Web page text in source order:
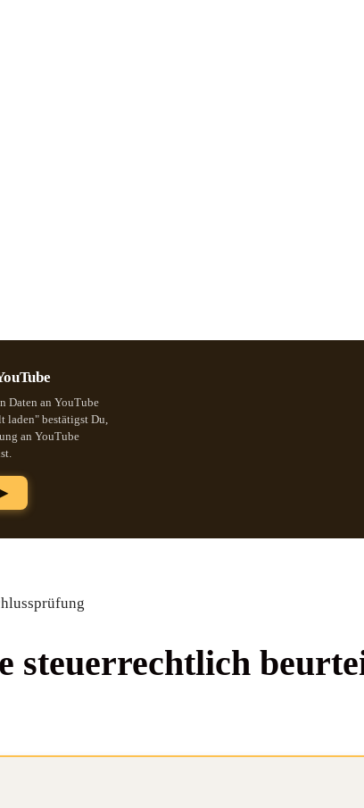
Daten an YouTube
bestätigst Du,
an YouTube
steu­er­recht­lich